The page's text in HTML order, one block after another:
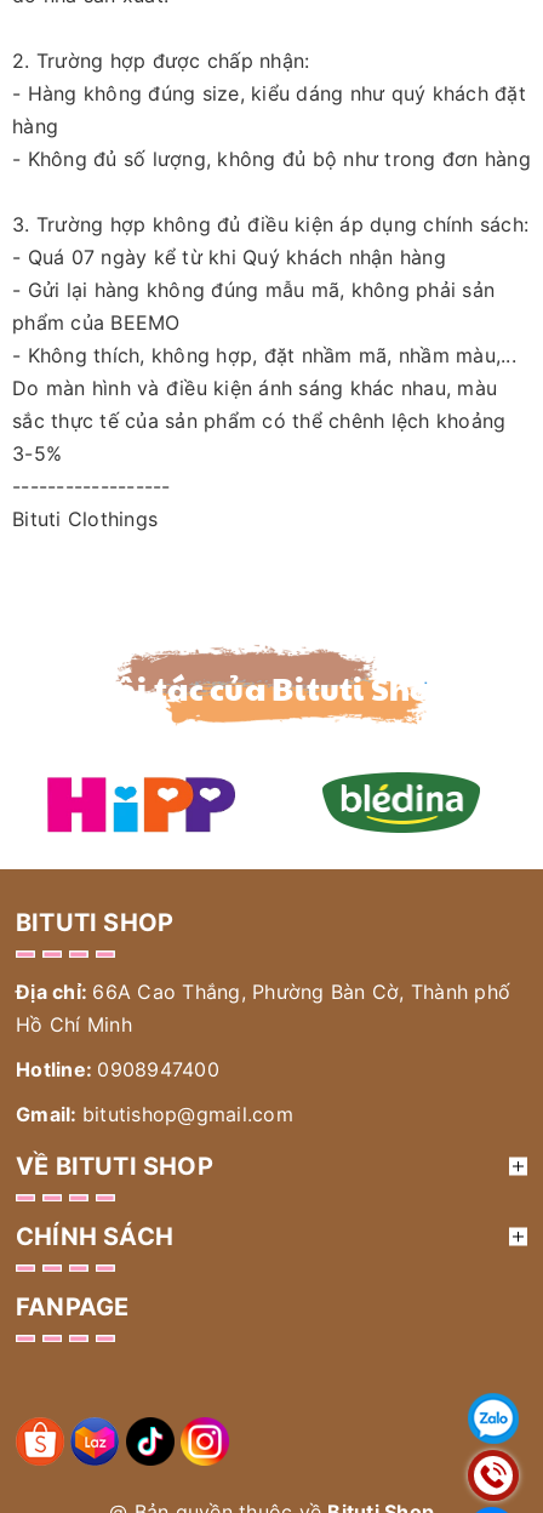
2. Trường hợp được chấp nhận:
- Hàng không đúng size, kiểu dáng như quý khách đặt
hàng
- Không đủ số lượng, không đủ bộ như trong đơn hàng
3. Trường hợp không đủ điều kiện áp dụng chính sách:
- Quá 07 ngày kể từ khi Quý khách nhận hàng
- Gửi lại hàng không đúng mẫu mã, không phải sản
phẩm của BEEMO
- Không thích, không hợp, đặt nhầm mã, nhầm màu,...
Do màn hình và điều kiện ánh sáng khác nhau, màu
sắc thực tế của sản phẩm có thể chênh lệch khoảng
3-5%
------------------
Bituti Clothings
Đối tác của Bituti Shop
BITUTI SHOP
Địa chỉ: 66A Cao Thắng, Phường Bàn Cờ, Thành phố
Hồ Chí Minh
Hotline: 0908947400
Gmail: bitutishop@gmail.com
VỀ BITUTI SHOP
CHÍNH SÁCH
FANPAGE